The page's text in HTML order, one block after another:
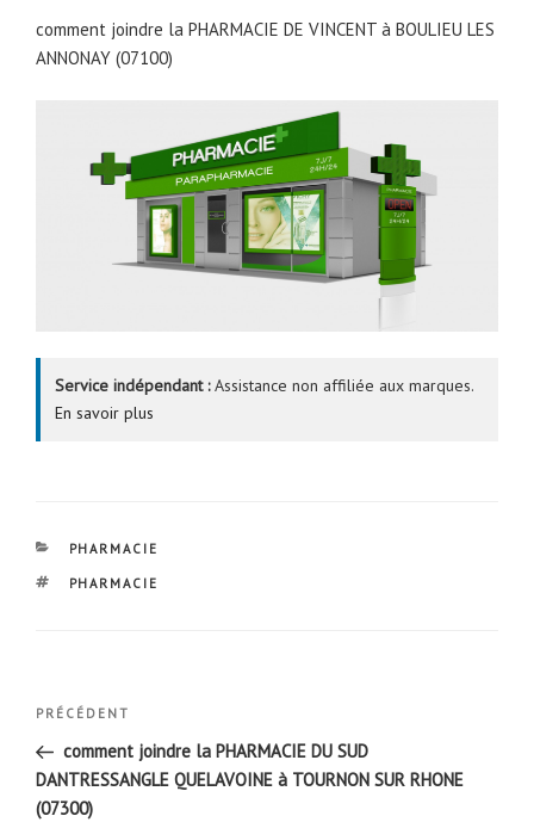
comment joindre la PHARMACIE DE VINCENT à BOULIEU LES
ANNONAY (07100)
Service indépendant :Assistance non affiliée aux marques.
En savoir plus
CATÉGORIES
PHARMACIE
ÉTIQUETTES
PHARMACIE
Navigation
l’article
Article
précédent
PRÉCÉDENT
comment joindre la PHARMACIE DU SUD
DANTRESSANGLE QUELAVOINE à TOURNON SUR RHONE
(07300)